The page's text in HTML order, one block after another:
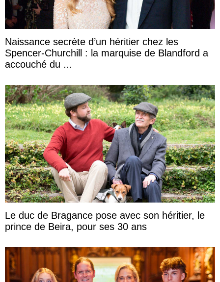
Naissance secrète d’un héritier chez les
Spencer-Churchill : la marquise de Blandford a
accouché du ...
Le duc de Bragance pose avec son héritier, le
prince de Beira, pour ses 30 ans